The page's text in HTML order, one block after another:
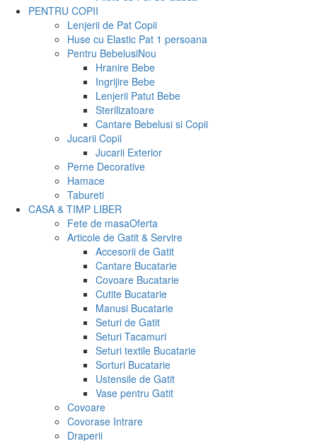
PENTRU COPII
Lenjerii de Pat Copii
Huse cu Elastic Pat 1 persoana
Pentru BebelusiNou
Hranire Bebe
Ingrijire Bebe
Lenjerii Patut Bebe
Sterilizatoare
Cantare Bebelusi si Copii
Jucarii Copii
Jucarii Exterior
Perne Decorative
Hamace
Tabureti
CASA & TIMP LIBER
Fete de masaOferta
Articole de Gatit & Servire
Accesorii de Gatit
Cantare Bucatarie
Covoare Bucatarie
Cutite Bucatarie
Manusi Bucatarie
Seturi de Gatit
Seturi Tacamuri
Seturi textile Bucatarie
Sorturi Bucatarie
Ustensile de Gatit
Vase pentru Gatit
Covoare
Covorase Intrare
Draperii